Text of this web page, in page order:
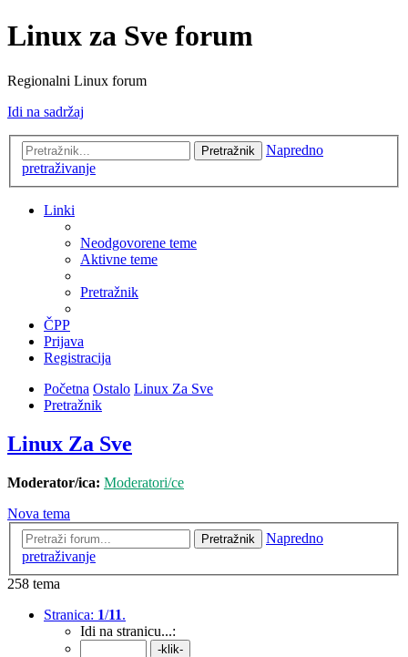
Linux za Sve forum
Regionalni Linux forum
Idi na sadržaj
Pretražnik
Napredno
pretraživanje
Linki
Neodgovorene teme
Aktivne teme
Pretražnik
ČPP
Prijava
Registracija
Početna Ostalo Linux Za Sve
Pretražnik
Linux Za Sve
Moderator/ica: Moderatori/ce
Nova tema
Pretražnik
Napredno
pretraživanje
258 tema
Stranica: 1/11.
Idi na stranicu...: